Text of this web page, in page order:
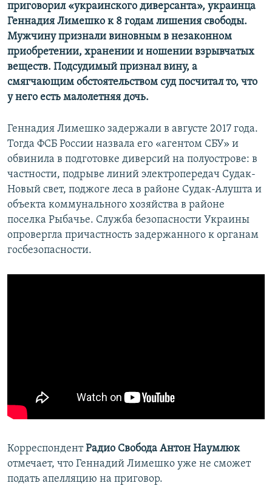
приговорил «украинского диверсанта», украинца​
Геннадия Лимешко к 8 годам лишения свободы.
Мужчину признали виновным в незаконном
приобретении, хранении и ношении взрывчатых
веществ. Подсудимый признал вину, а
смягчающим обстоятельством суд посчитал то, что
у него есть малолетняя дочь.
Геннадия Лимешко задержали в августе 2017 года.
Тогда ФСБ России назвала его «агентом СБУ» и
обвинила в подготовке диверсий на полуострове: в
частности, подрыве линий электропередач Судак-
Новый свет, поджоге леса в районе Судак-Алушта и
объекта коммунального хозяйства в районе
поселка Рыбачье. Служба безопасности Украины
опровергла причастность задержанного к органам
госбезопасности.
КорреспондентРадио Свобода Антон Наумлюк
отмечает, что Геннадий Лимешко уже не сможет
подать апелляцию на приговор.